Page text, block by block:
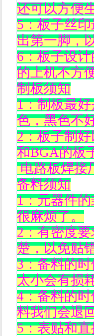
还可以方便
5：板子丝
出第一脚，
6：板子设
的上机不方
制板须知
1：制板最
色，黑色不
2：板子制
和BGA的板
电路板焊接
备料须知
1：元器件
很麻烦了。
2：有密度
楚，以免贴
3：备料的
太小会有损
4：备料的
料我们会退
5：表贴和